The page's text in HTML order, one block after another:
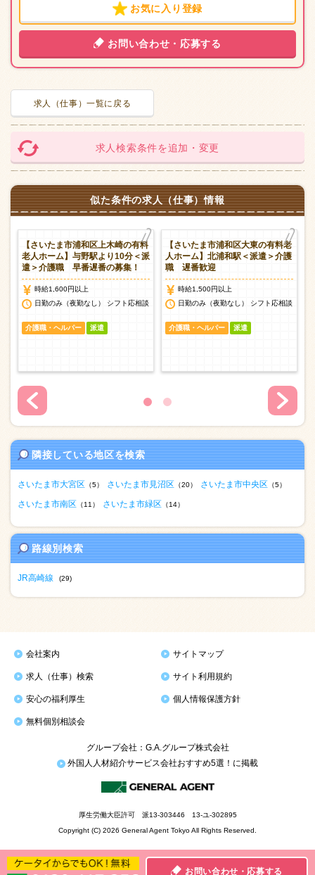
お問い合わせ・応募する
お気に入り登録
お問い合わせ・応募する
求人（仕事）一覧に戻る
求人検索条件を追加・変更
似た条件の求人（仕事）情報
【さいたま市浦和区上木崎の有料
老人ホーム】与野駅より10分＜派
遣＞介護職 早番遅番の募集！
時給1,600円以上
日勤のみ（夜勤なし） シフト応相談
介護職・ヘルパー 派遣
【さいたま市浦和区大東の有料老
人ホーム】北浦和駅＜派遣＞介護
職 遅番歓迎
時給1,500円以上
日勤のみ（夜勤なし） シフト応相談
介護職・ヘルパー 派遣
隣接している地区を検索
さいたま市大宮区 （5） さいたま市見沼区 （20） さいたま市中央区 （5）
さいたま市南区 （11） さいたま市緑区 （14）
路線別検索
JR高崎線 (29)
会社案内 サイトマップ
求人（仕事）検索 サイト利用規約
安心の福利厚生 個人情報保護方針
無料個別相談会
グループ会社：G.A.グループ株式会社
外国人人材紹介サービス会社おすすめ5選！に掲載
厚生労働大臣許可 派13-303446 13-ユ-302895
Copyright (C) 2026 General Agent Tokyo All Rights Reserved.